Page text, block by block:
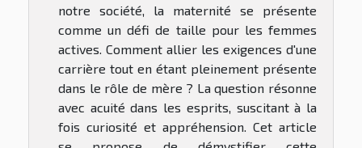
notre société, la maternité se présente
comme un défi de taille pour les femmes
actives. Comment allier les exigences d'une
carrière tout en étant pleinement présente
dans le rôle de mère ? La question résonne
avec acuité dans les esprits, suscitant à la
fois curiosité et appréhension. Cet article